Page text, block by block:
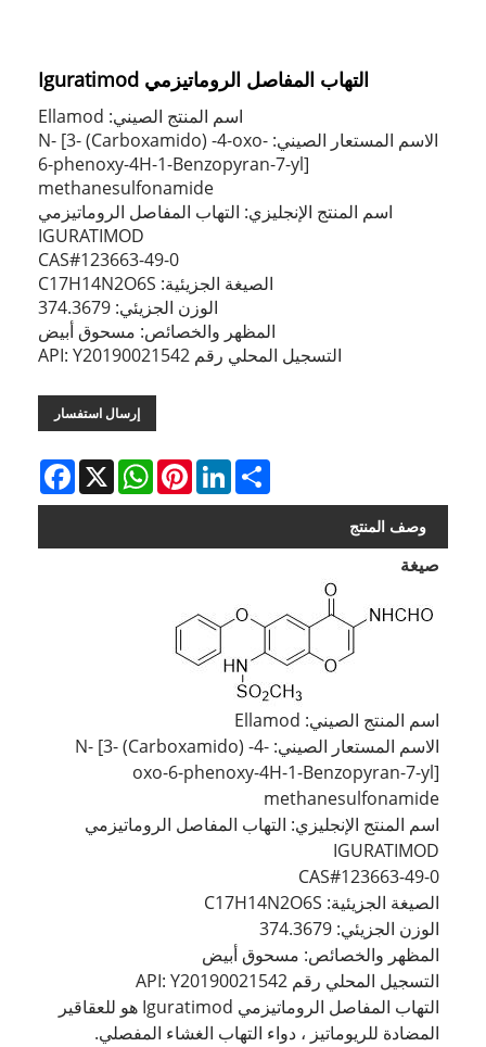
التهاب المفاصل الروماتيزمي Iguratimod
اسم المنتج الصيني: Ellamod
الاسم المستعار الصيني: N- [3- (Carboxamido) -4-oxo-
6-phenoxy-4H-1-Benzopyran-7-yl]
methanesulfonamide
اسم المنتج الإنجليزي: التهاب المفاصل الروماتيزمي
IGURATIMOD
CAS#123663-49-0
الصيغة الجزيئية: C17H14N2O6S
الوزن الجزيئي: 374.3679
المظهر والخصائص: مسحوق أبيض
التسجيل المحلي رقم API: Y20190021542
إرسال استفسار
Facebook X
WhatsAppPinterestLinkedInShare
وصف المنتج
صيغة
اسم المنتج الصيني: Ellamod
الاسم المستعار الصيني: N- [3- (Carboxamido) -4-
oxo-6-phenoxy-4H-1-Benzopyran-7-yl]
methanesulfonamide
اسم المنتج الإنجليزي: التهاب المفاصل الروماتيزمي
IGURATIMOD
CAS#123663-49-0
الصيغة الجزيئية: C17H14N2O6S
الوزن الجزيئي: 374.3679
المظهر والخصائص: مسحوق أبيض
التسجيل المحلي رقم API: Y20190021542
التهاب المفاصل الروماتيزمي Iguratimod هو للعقاقير
المضادة للريوماتيز ، دواء التهاب الغشاء المفصلي.